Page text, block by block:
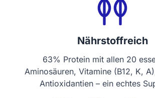
Nährstoffreich
63% Protein mit allen 20
Aminosäuren, Vitamine (B12, K,
Antioxidantien – ein echtes